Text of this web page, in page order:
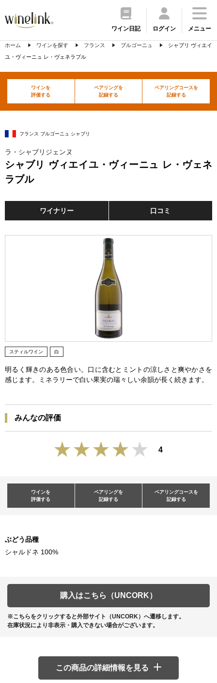
ワイン日記 ログイン メニュー
ホーム ワインを探す フランス ブルゴーニュ
シャブリ ヴィエイ
ユ・ヴィーニュ レ・ヴェネラブル
ワインを
評価する
ペアリングを
記録する
ペアリングコースを
記録する
フランス ブルゴーニュ シャブリ
ラ・シャブリジェンヌ
シャブリ ヴィエイユ・ヴィーニュ レ・ヴェネ
ラブル
ワイナリー 口コミ
スティルワイン 白
明るく輝きのある色合い。口に含むとミントの涼しさと爽やかさを
感じます。ミネラリーで白い果実の瑞々しい余韻が長く続きます。
みんなの評価
4
ワインを
評価する
ペアリングを
記録する
ペアリングコースを
記録する
ぶどう品種
シャルドネ 100%
購入はこちら（UNCORK）
※こちらをクリックすると外部サイト（UNCORK）へ遷移します。
在庫状況により非表示・購入できない場合がございます。
この商品の詳細情報を見る